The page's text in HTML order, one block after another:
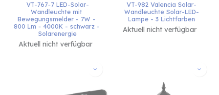
VT-767-7 LED-Solar-
Wandleuchte mit
Bewegungsmelder - 7W -
800 Lm - 4000K - schwarz -
Solarenergie
Aktuell nicht verfügbar
VT-982 Valencia Solar-
Wandleuchte Solar-LED-
Lampe - 3 Lichtfarben
Aktuell nicht verfügbar